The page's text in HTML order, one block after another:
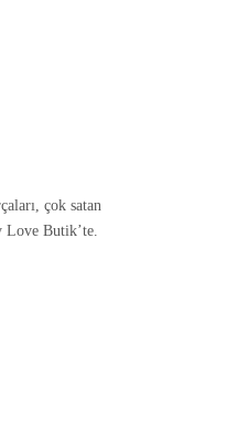
çok satan
Love Butik’te.